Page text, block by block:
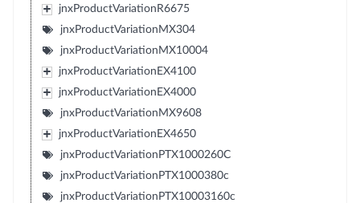
jnxProductVariationR6675
jnxProductVariationMX304
jnxProductVariationMX10004
jnxProductVariationEX4100
jnxProductVariationEX4000
jnxProductVariationMX9608
jnxProductVariationEX4650
jnxProductVariationPTX1000260C
jnxProductVariationPTX1000380c
jnxProductVariationPTX10003160c